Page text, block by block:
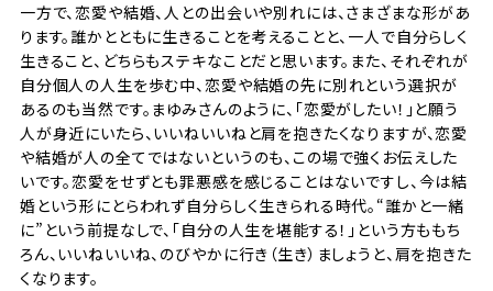
一方で、恋愛や結婚、人との出会いや別れには、さまざまな形があ
ります。誰かとともに生きることを考えることと、一人で自分らしく
生きること、どちらもステキなことだと思います。また、それぞれが
自分個人の人生を歩む中、恋愛や結婚の先に別れという選択が
あるのも当然です。まゆみさんのように、「恋愛がしたい！」と願う
人が身近にいたら、いいねいいねと肩を抱きたくなりますが、恋愛
や結婚が人の全てではないというのも、この場で強くお伝えした
いです。恋愛をせずとも罪悪感を感じることはないですし、今は結
婚という形にとらわれず自分らしく生きられる時代。“誰かと一緒
に”という前提なしで、「自分の人生を堪能する！」という方ももち
ろん、いいねいいね、のびやかに行き（生き）ましょうと、肩を抱きた
くなります。